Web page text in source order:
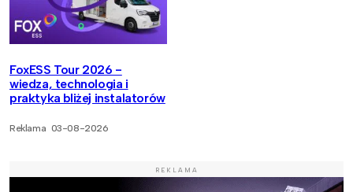
FoxESS Tour 2026 -
wiedza, technologia i
praktyka bliżej instalatorów
Reklama 03-08-2026
REKLAMA